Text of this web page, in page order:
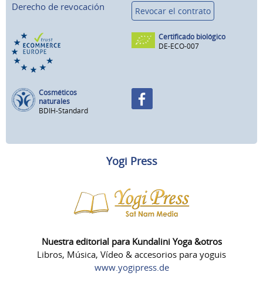
Derecho de revocación
Revocar el contrato
Certificado biológico
DE-ECO-007
Cosméticos
naturales
BDIH-Standard
Yogi Press
Nuestra editorial para Kundalini Yoga &otros
Libros, Música, Vídeo & accesorios para yoguis
www.yogipress.de